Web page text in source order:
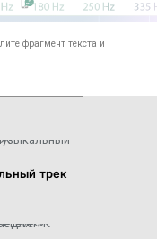
фрагмент текста и
трек